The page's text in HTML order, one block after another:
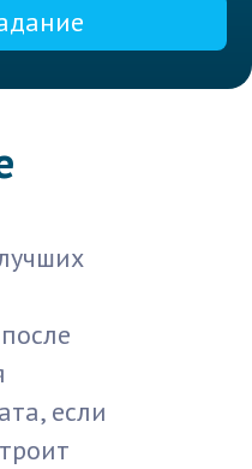
если